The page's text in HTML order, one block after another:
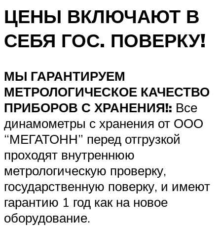
ЦЕНЫ ВКЛЮЧАЮТ В
СЕБЯ ГОС. ПОВЕРКУ!
МЫ ГАРАНТИРУЕМ
МЕТРОЛОГИЧЕСКОЕ КАЧЕСТВО
ПРИБОРОВ С ХРАНЕНИЯ!: Все
динамометры с хранения от ООО
“МЕГАТОНН” перед отгрузкой
проходят внутреннюю
метрологическую проверку,
государственную поверку, и имеют
гарантию 1 год как на новое
оборудование.